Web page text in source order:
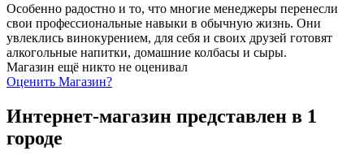
Особенно радостно и то, что многие менеджеры перенесли
свои профессиональные навыки в обычную жизнь. Они
увлеклись винокурением, для себя и своих друзей готовят
алкогольные напитки, домашние колбасы и сыры.
Магазин ещё никто не оценивал
Оценить Магазин?
Интернет-магазин представлен в 1
городе